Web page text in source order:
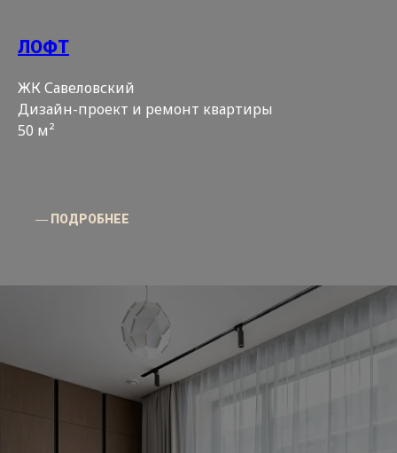
ЛОФТ
ЖК Савеловский
Дизайн-проект и ремонт квартиры
50 м²
― ПОДРОБНЕЕ